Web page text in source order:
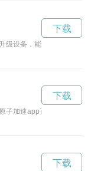
级设备，能够有效提高汽
下载
子加速app正是为此而生，
下载
下载